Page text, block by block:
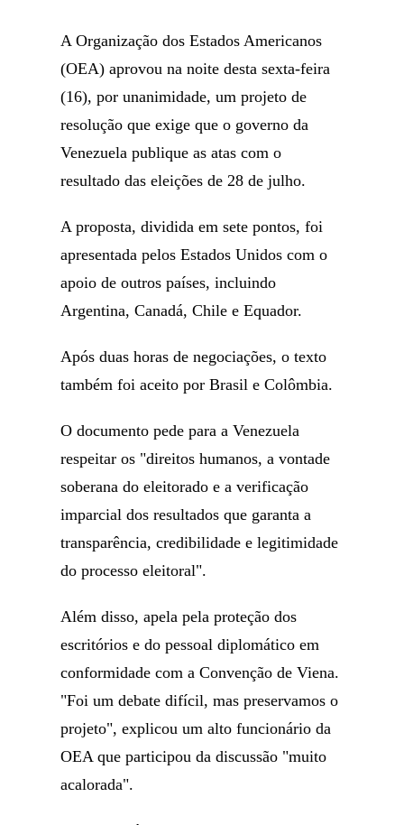
A Organização dos Estados Americanos
(OEA) aprovou na noite desta sexta-feira
(16), por unanimidade, um projeto de
resolução que exige que o governo da
Venezuela publique as atas com o
resultado das eleições de 28 de julho.
A proposta, dividida em sete pontos, foi
apresentada pelos Estados Unidos com o
apoio de outros países, incluindo
Argentina, Canadá, Chile e Equador.
Após duas horas de negociações, o texto
também foi aceito por Brasil e Colômbia.
O documento pede para a Venezuela
respeitar os "direitos humanos, a vontade
soberana do eleitorado e a verificação
imparcial dos resultados que garanta a
transparência, credibilidade e legitimidade
do processo eleitoral".
Além disso, apela pela proteção dos
escritórios e do pessoal diplomático em
conformidade com a Convenção de Viena.
"Foi um debate difícil, mas preservamos o
projeto", explicou um alto funcionário da
OEA que participou da discussão "muito
acalorada".